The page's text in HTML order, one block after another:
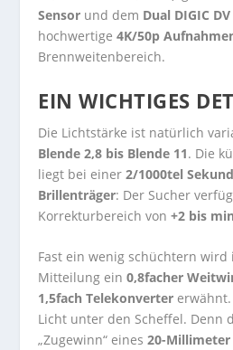
Sensor und dem Dual DIGIC
hochwertige 4K/50p
Brennweitenbereich.
EIN WICHTIGES
Die Lichtstärke ist natürlich
Blende 2,8 bis Blende 11. Die
liegt bei einer2/1000tel
Brillenträger: Der Sucher
Korrekturbereich von+2 bis
Fast ein wenig schüchtern wird
Mitteilung ein 0,8facher
1,5fach Telekonverter
Licht unter den Scheffel. Denn
„Zugewinn“ eines20-